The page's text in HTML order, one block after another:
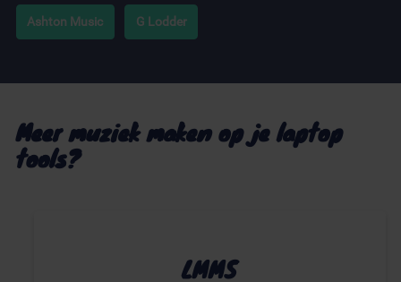
Ashton Music G Lodder
Meer muziek maken op je laptop
tools?
LMMS